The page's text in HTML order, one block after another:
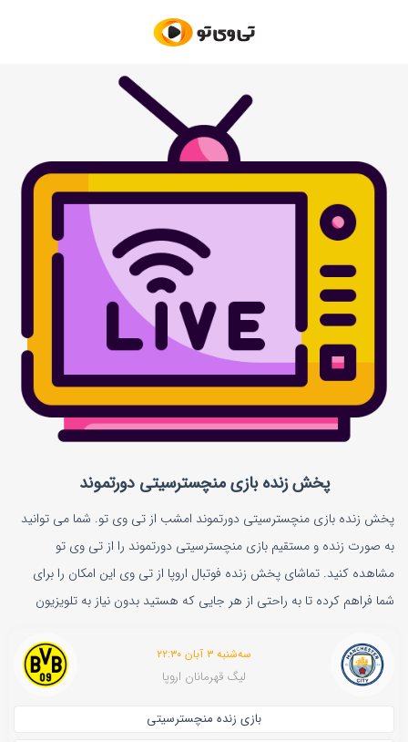
پخش زنده بازی منچسترسیتی دورتموند
پخش زنده بازی منچسترسیتی دورتموند امشب از تی وی تو. شما می توانید
به صورت زنده و مستقیم بازی منچسترسیتی دورتموند را از تی وی تو
مشاهده کنید. تماشای پخش زنده فوتبال اروپا از تی وی این امکان را برای
شما فراهم کرده تا به راحتی از هر جایی که هستید بدون نیاز به تلویزیون
سه‌شنبه ۳ آبان ۲۲:۳۰
لیگ قهرمانان اروپا
بازی زنده منچسترسیتی